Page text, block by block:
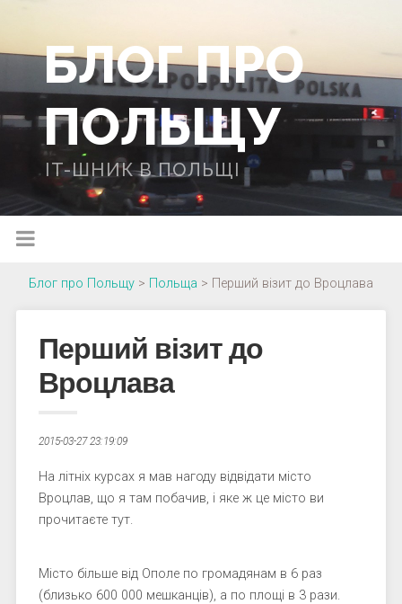
БЛОГ ПРО
ПОЛЬЩУ
IT-ШНИК В ПОЛЬЩІ
Блог про Польщу > Польща > Перший візит до Вроцлава
Перший візит до
Вроцлава
2015-03-27 23:19:09
На літніх курсах я мав нагоду відвідати місто
Вроцлав, що я там побачив, і яке ж це місто ви
прочитаєте тут.
Місто більше від Ополе по громадянам в 6 раз
(близько 600 000 мешканців), а по площі в 3 рази.